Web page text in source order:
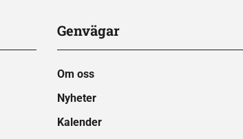
Genvägar
Om oss
Nyheter
Kalender